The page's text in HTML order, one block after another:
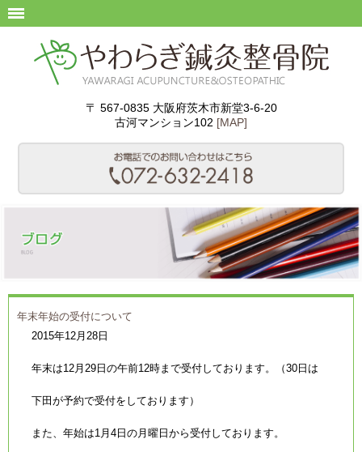
〒 567-0835 大阪府茨木市新堂3-6-20
古河マンション102 [MAP]
年末年始の受付について
2015年12月28日
年末は12月29日の午前12時まで受付しております。（30日は
下田が予約で受付をしております）
また、年始は1月4日の月曜日から受付しております。